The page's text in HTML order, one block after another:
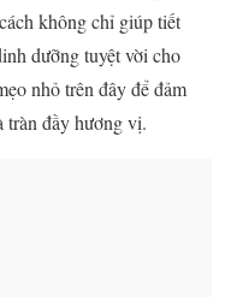
không chỉ giúp tiết
dưỡng tuyệt vời cho
nhỏ trên đây để đảm
tràn đầy hương vị.